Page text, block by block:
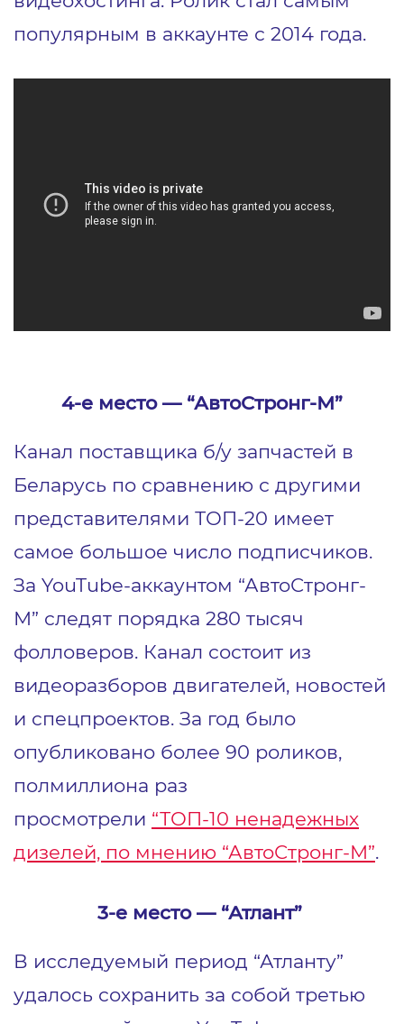
популярным в аккаунте с 2014 года.
4-е место ― “АвтоСтронг-М”
Канал поставщика б/у запчастей в
Беларусь по сравнению с другими
представителями ТОП-20 имеет
самое большое число подписчиков.
За YouTube-аккаунтом “АвтоСтронг-
М” следят порядка 280 тысяч
фолловеров. Канал состоит из
видеоразборов двигателей, новостей
и спецпроектов. За год было
опубликовано более 90 роликов,
полмиллиона раз
просмотрели “ТОП-10 ненадежных
дизелей, по мнению “АвтоСтронг-М”.
3-е место ― “Атлант”
В исследуемый период “Атланту”
удалось сохранить за собой третью